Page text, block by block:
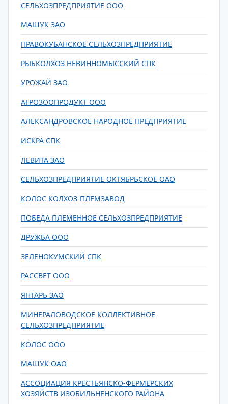
СЕЛЬХОЗПРЕДПРИЯТИЕ ООО
МАШУК ЗАО
ПРАВОКУБАНСКОЕ СЕЛЬХОЗПРЕДПРИЯТИЕ
РЫБКОЛХОЗ НЕВИННОМЫССКИЙ СПК
УРОЖАЙ ЗАО
АГРОЗООПРОДУКТ ООО
АЛЕКСАНДРОВСКОЕ НАРОДНОЕ ПРЕДПРИЯТИЕ
ИСКРА СПК
ЛЕВИТА ЗАО
СЕЛЬХОЗПРЕДПРИЯТИЕ ОКТЯБРЬСКОЕ ОАО
КОЛОС КОЛХОЗ-ПЛЕМЗАВОД
ПОБЕДА ПЛЕМЕННОЕ СЕЛЬХОЗПРЕДПРИЯТИЕ
ДРУЖБА ООО
ЗЕЛЕНОКУМСКИЙ СПК
РАССВЕТ ООО
ЯНТАРЬ ЗАО
МИНЕРАЛОВОДСКОЕ КОЛЛЕКТИВНОЕ
СЕЛЬХОЗПРЕДПРИЯТИЕ
КОЛОС ООО
МАШУК ОАО
АССОЦИАЦИЯ КРЕСТЬЯНСКО-ФЕРМЕРСКИХ
ХОЗЯЙСТВ ИЗОБИЛЬНЕНСКОГО РАЙОНА